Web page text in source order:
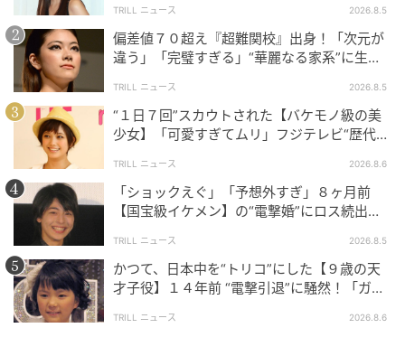
出典：『作家の読書道 第275回：加藤シゲアキさん
その５「25歳までに
小説を書きたい」 (5/7)
』（WEB本の雑誌 2025年4月25日配信）
文章による表現にも真剣に向き合ってきた姿勢が伝わ
るエピソードであり、こうした挑戦の積み重ねが、"ア
イドルの枠を超えた表現者"という現在の受け止め方に
つながっているのかもしれません。SNSでは近年の演
技について、 「人物像にリアリティがある」「幅広い
役柄を自然に演じている」といった声も見られます。
加藤さんは俳優活動と並行して小説執筆にも取り組
み、『オルタネート』 では第164回直木賞候補作に選
出されています。若手時代から積み重ねてきた経験
が、現在の人物描写や表現の幅につながっていると感
TRILL ニュース 2026.8.5
偏差値７０超え『超難関校』出身！「次元が
違う」「完璧すぎる」“華麗なる家系”に生ま
TRILL ニュース 2026.8.5
“１日７回”スカウトされた【バケモノ級の美
少女】「可愛すぎてムリ」フジテレビ“歴代N
TRILL ニュース 2026.8.6
「ショックえぐ」「予想外すぎ」８ヶ月前
【国宝級イケメン】の“電撃婚”にロス続出！
TRILL ニュース 2026.8.5
かつて、日本中を“トリコ”にした【９歳の天
才子役】１４年前 “電撃引退”に騒然！「ガチ
TRILL ニュース 2026.8.6